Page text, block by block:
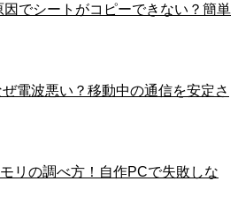
でシートがコピーできない？簡単
電波悪い？移動中の通信を安定さ
リの調べ方！自作PCで失敗しな